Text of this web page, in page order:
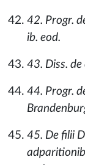
42. Progr.
ib. eod.
43. Diss.
44. Progr.
45. De filii